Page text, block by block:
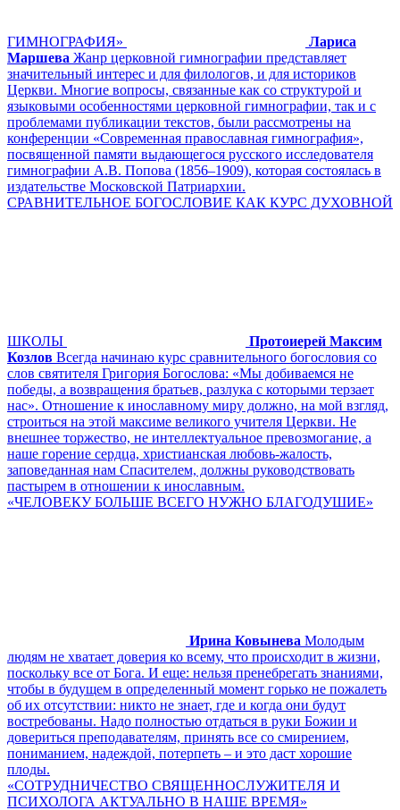
ГИМНОГРАФИЯ»
Лариса
Маршева Жанр церковной гимнографии представляет
значительный интерес и для филологов, и для историков
Церкви. Многие вопросы, связанные как со структурой и
языковыми особенностями церковной гимнографии, так и с
проблемами публикации текстов, были рассмотрены на
конференции «Современная православная гимнография»,
посвященной памяти выдающегося русского исследователя
гимнографии А.В. Попова (1856–1909), которая состоялась в
издательстве Московской Патриархии.
СРАВНИТЕЛЬНОЕ БОГОСЛОВИЕ КАК КУРС ДУХОВНОЙ
ШКОЛЫ
Протоиерей Максим
Козлов Всегда начинаю курс сравнительного богословия со
слов святителя Григория Богослова: «Мы добиваемся не
победы, а возвращения братьев, разлука с которыми терзает
нас». Отношение к инославному миру должно, на мой взгляд,
строиться на этой максиме великого учителя Церкви. Не
внешнее торжество, не интеллектуальное превозмогание, а
наше горение сердца, христианская любовь-жалость,
заповеданная нам Спасителем, должны руководствовать
пастырем в отношении к инославным.
«ЧЕЛОВЕКУ БОЛЬШЕ ВСЕГО НУЖНО БЛАГОДУШИЕ»
Ирина Ковынева Молодым
людям не хватает доверия ко всему, что происходит в жизни,
поскольку все от Бога. И еще: нельзя пренебрегать знаниями,
чтобы в будущем в определенный момент горько не пожалеть
об их отсутствии: никто не знает, где и когда они будут
востребованы. Надо полностью отдаться в руки Божии и
довериться преподавателям, принять все со смирением,
пониманием, надеждой, потерпеть – и это даст хорошие
плоды.
«СОТРУДНИЧЕСТВО СВЯЩЕННОСЛУЖИТЕЛЯ И
ПСИХОЛОГА АКТУАЛЬНО В НАШЕ ВРЕМЯ»